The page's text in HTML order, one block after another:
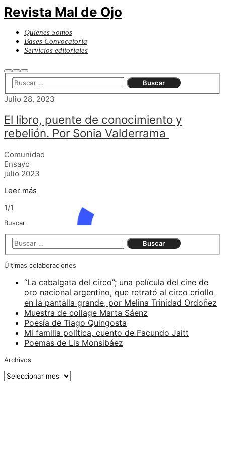
Revista Mal de Ojo
Quienes Somos
Bases Convocatoria
Servicios editoriales
Buscar
Más
información
Menú
principal
Julio 28, 2023
El libro, puente de conocimiento y
rebelión. Por Sonia Valderrama
Comunidad
Ensayo
julio 2023
Leer más
1/1
Buscar
Últimas colaboraciones
“La cabalgata del circo”; una película del cine de
oro nacional argentino, que retrató al circo criollo
en la pantalla grande, por Melina Trinidad Ordoñez
Muestra de collage Marta Sáenz
Poesía de Tiago Quingosta
Mi familia política, cuento de Facundo Jaitt
Poemas de Lis Monsibáez
Archivos
Archivos